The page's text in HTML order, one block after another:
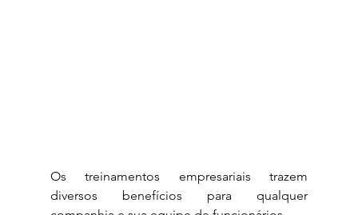
Os treinamentos empresariais trazem
diversos benefícios para qualquer